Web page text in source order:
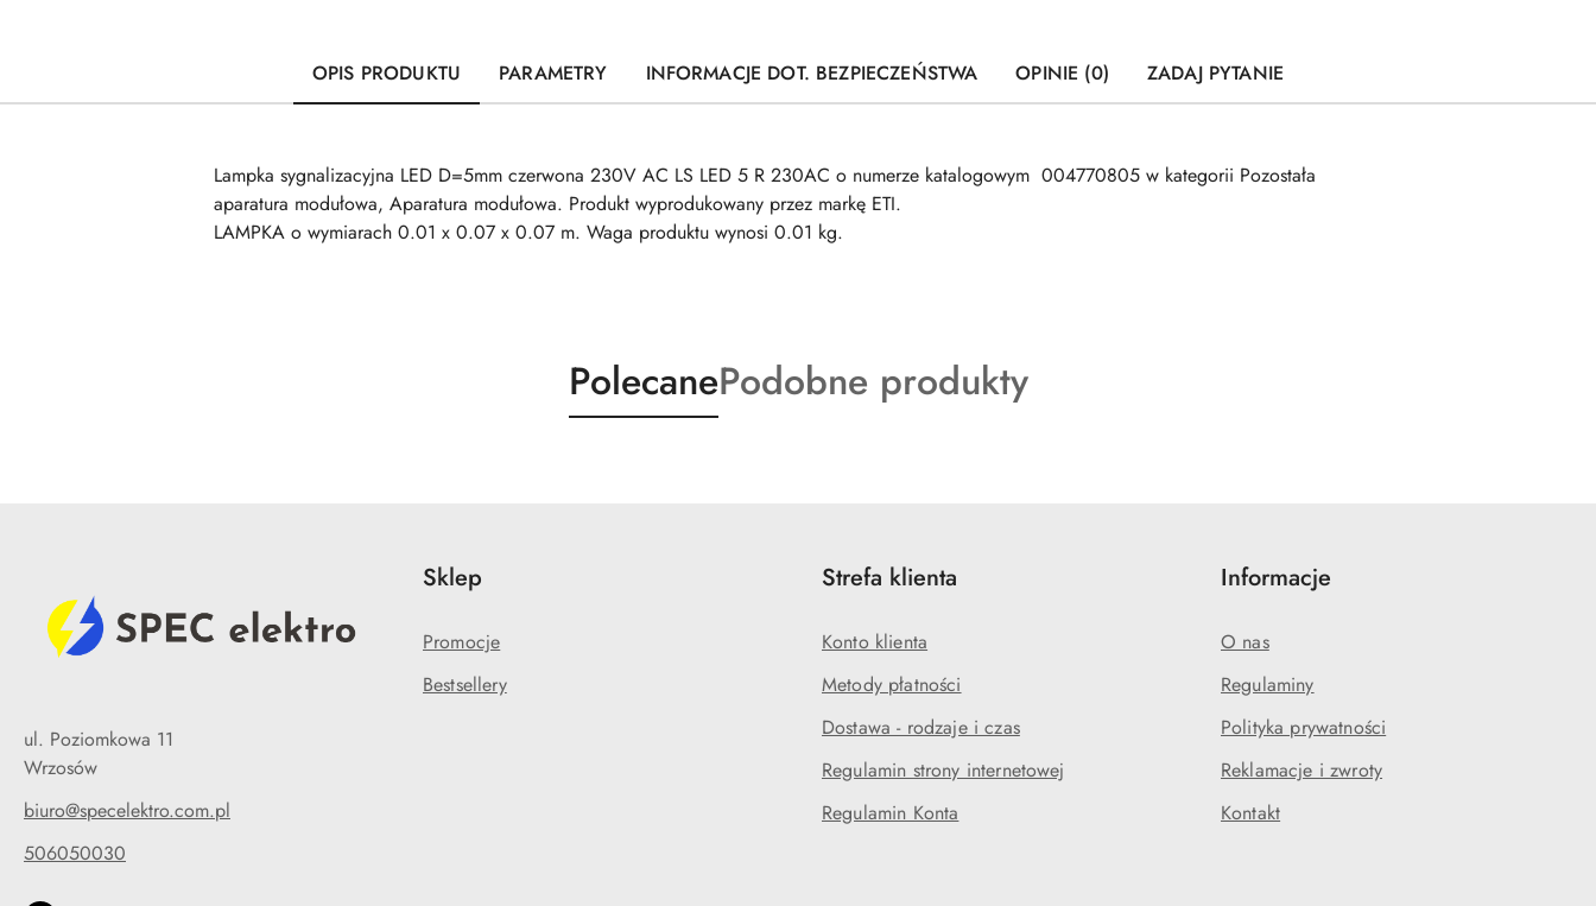
OPIS PRODUKTU PARAMETRY INFORMACJE DOT. BEZPIECZEŃSTWA OPINIE (0) ZADAJ PYTANIE
Lampka sygnalizacyjna LED D=5mm czerwona 230V AC LS LED 5 R 230AC o numerze katalogowym 004770805 w kategorii Pozostała
aparatura modułowa, Aparatura modułowa. Produkt wyprodukowany przez markę ETI.
LAMPKA o wymiarach 0.01 x 0.07 x 0.07 m. Waga produktu wynosi 0.01 kg.
Produkty
o
PolecaneProdukty
o
Podobne produkty
ul. Poziomkowa 11
Wrzosów
biuro@specelektro.com.pl
506050030
Sklep
Promocje
Bestsellery
Strefa klienta
Konto klienta
Metody płatności
Dostawa - rodzaje i czas
Regulamin strony internetowej
Regulamin Konta
Informacje
O nas
Regulaminy
Polityka prywatności
Reklamacje i zwroty
Kontakt